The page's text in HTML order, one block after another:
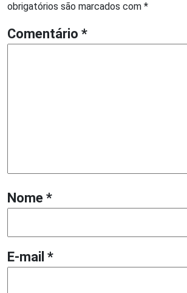
obrigatórios são marcados com *
Comentário *
Nome *
E-mail *